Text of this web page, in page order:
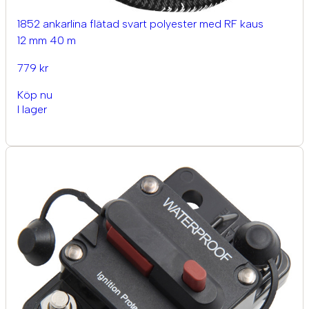
1852 ankarlina flätad svart polyester med RF kaus
12 mm 40 m
779 kr
Köp nu
I lager